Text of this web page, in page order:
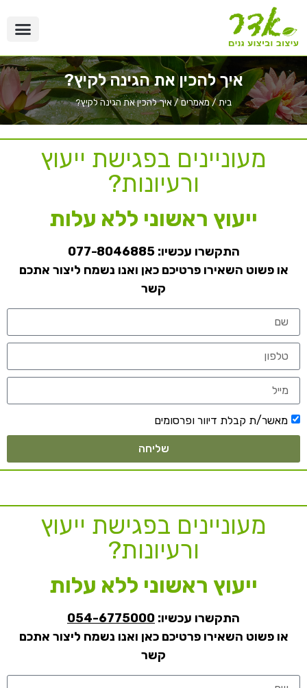
איך להכין את הגינה לקיץ?
בית/מאמרים/איך להכין את הגינה לקיץ?
מעוניינים בפגישת ייעוץ
ורעיונות?
ייעוץ ראשוני ללא עלות
התקשרו עכשיו:077-8046885
או פשוט השאירו פרטיכם כאן ואנו נשמח ליצור אתכם
קשר
מאשר/ת קבלת דיוור ופרסומים
שליחה
מעוניינים בפגישת ייעוץ
ורעיונות?
ייעוץ ראשוני ללא עלות
התקשרו עכשיו: 054-6775000
או פשוט השאירו פרטיכם כאן ואנו נשמח ליצור אתכם
קשר